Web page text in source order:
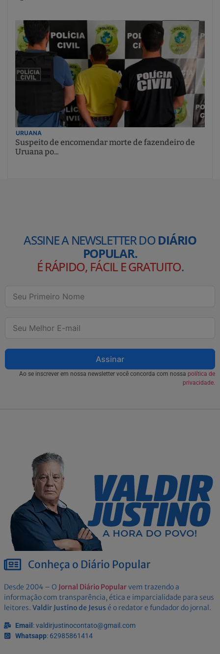
URUANA
Suspeito de encomendar morte de fazendeiro de
Uruana po...
ASSINE A NEWSLETTER DODIÁRIO
POPULAR.
É RÁPIDO, FÁCIL E GRATUITO.
Assinar
Ao se inscrever em nossa newsletter você concorda com nossa política de
privacidade.
Conheça o Diário Popular
Desde 2004 – O Jornal Diário Popularvem trazendo a
informação com transparência, ética e imparcialidade para seus
leitores. Valdir Justino de Jesus é o redator e fundador do jornal.
Email: valdirjustinocontato@gmail.com
Whatsapp: 62985861414